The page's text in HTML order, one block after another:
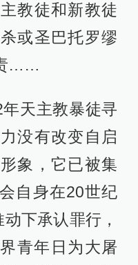
教徒和新教徒
或圣巴托罗缪
……
天主教暴徒寻
没有改变自启
象，它已被集
自身在20世纪
下承认罪行，
青年日为大屠